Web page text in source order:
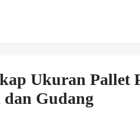
Ukuran Pallet
Gudang